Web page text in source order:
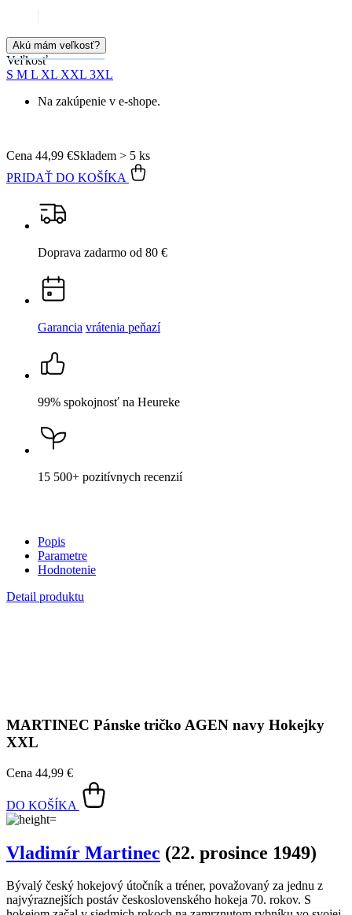
Skladem > 5 ks
Cena44,99 €
PRIDAŤ DO KOŠÍKA
Garancia
99% spokojnosť
15 500+
Popis
Parametre
Hodnotenie
Detail produktu
MARTINEC
Vladimír Martinec(22. prosince 1949)
Bývalý český hokejový útočník a tréner, považovaný za jednu z
najvýraznejších postáv československého hokeja 70. rokov. S
hokejom začal v siedmich rokoch na zamrznutom rybníku vo svojej
rodnej Lomnici nad Popelkou. V pätnástich rokoch prestúpil do
Tesly Pardubice, kde strávil väčšinu svojej hráčskej kariéry. Počas
Martinec bol známy svojou technickou zdatnosťou a kreativitou, čo
mu vynieslo prezývku „Lišák“. Na medzinárodnej scéne
reprezentoval Československo v 289 zápasoch, v ktorých
zaznamenal 155 gólov. Získal tri tituly majstra sveta (1972, 1976,